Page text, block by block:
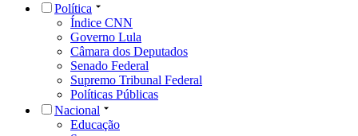
Política
Índice CNN
Governo Lula
Câmara dos Deputados
Senado Federal
Supremo Tribunal Federal
Políticas Públicas
Nacional
Educação